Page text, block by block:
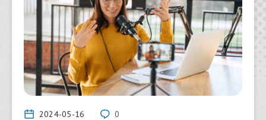
2024-05-16 0